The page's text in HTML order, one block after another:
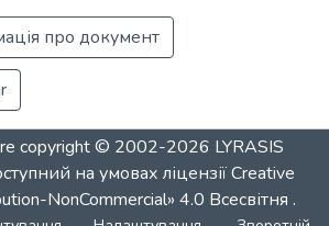
про документ
copyright © 2002-2026 LYRASIS
на умовах ліцензіїCreative
NonCommercial» 4.0 Всесвітня .